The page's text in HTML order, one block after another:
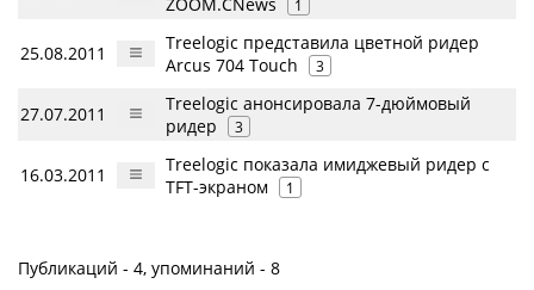
1
25.08.2011
Treelogic представила цветной ридер
Arcus 704 Touch
3
27.07.2011
Treelogic анонсировала 7-дюймовый
ридер
3
16.03.2011
Treelogic показала имиджевый ридер с
TFT-экраном
1
Публикаций - 4, упоминаний - 8